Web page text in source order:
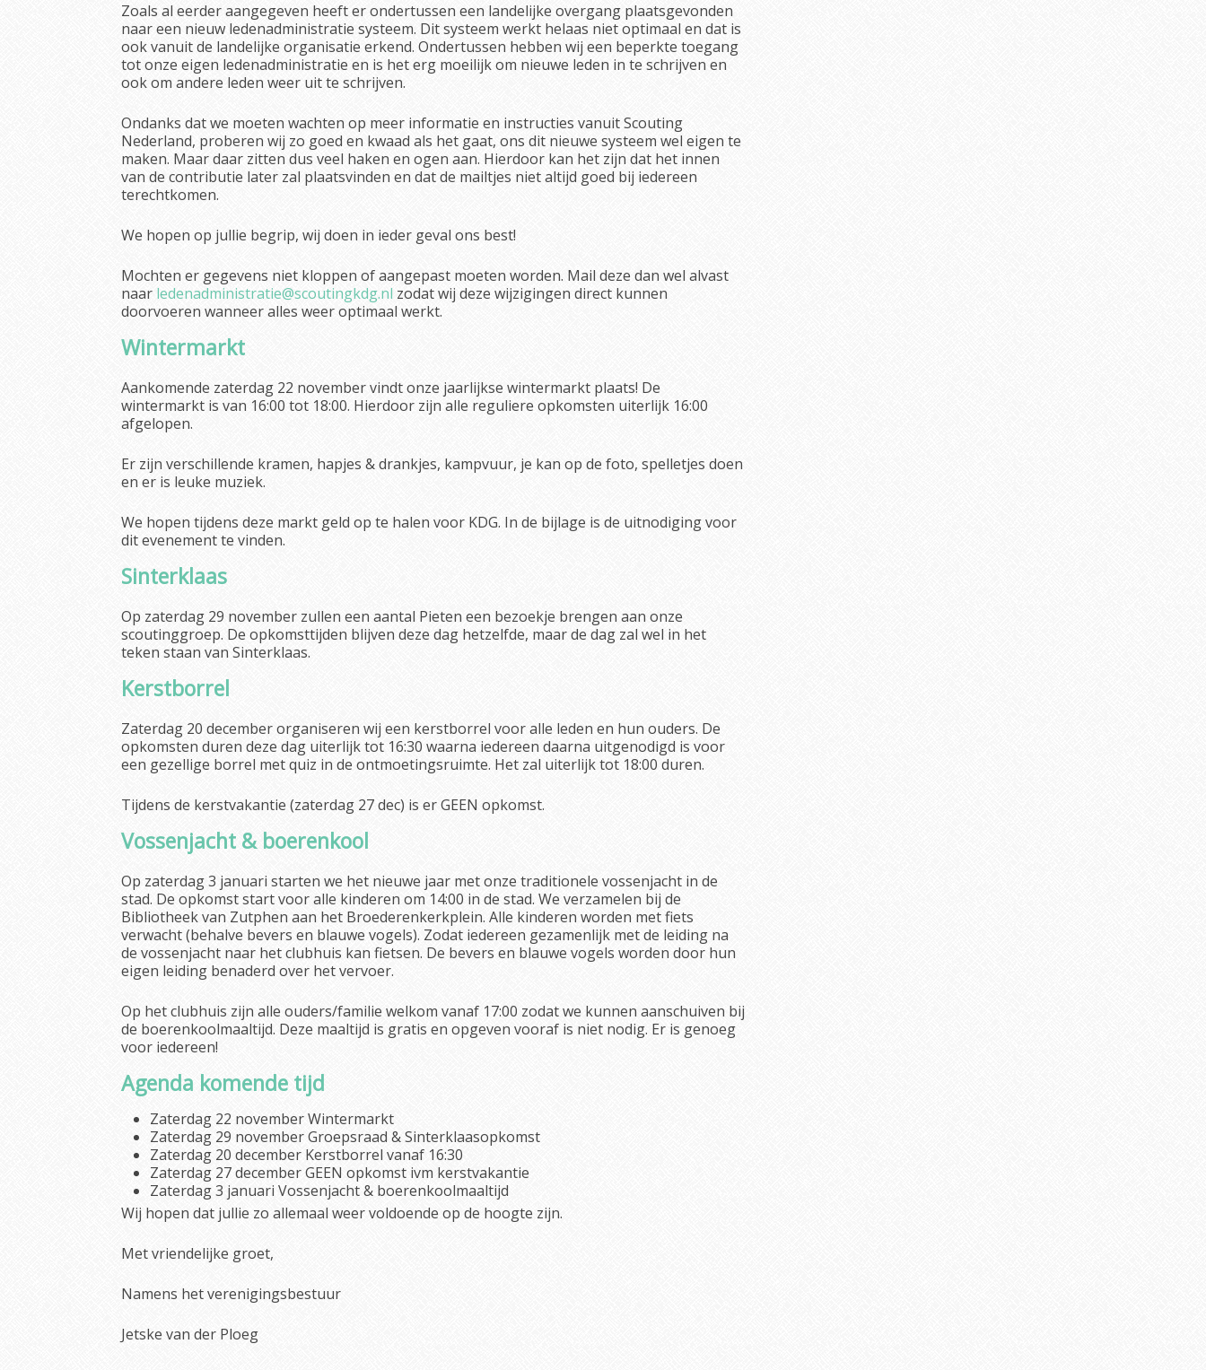
Zoals al eerder aangegeven heeft er ondertussen een landelijke overgang plaatsgevonden
naar een nieuw ledenadministratie systeem. Dit systeem werkt helaas niet optimaal en dat is
ook vanuit de landelijke organisatie erkend. Ondertussen hebben wij een beperkte toegang
tot onze eigen ledenadministratie en is het erg moeilijk om nieuwe leden in te schrijven en
ook om andere leden weer uit te schrijven.
Ondanks dat we moeten wachten op meer informatie en instructies vanuit Scouting
Nederland, proberen wij zo goed en kwaad als het gaat, ons dit nieuwe systeem wel eigen te
maken. Maar daar zitten dus veel haken en ogen aan. Hierdoor kan het zijn dat het innen
van de contributie later zal plaatsvinden en dat de mailtjes niet altijd goed bij iedereen
terechtkomen.
We hopen op jullie begrip, wij doen in ieder geval ons best!
Mochten er gegevens niet kloppen of aangepast moeten worden. Mail deze dan wel alvast
naar ledenadministratie@scoutingkdg.nl zodat wij deze wijzigingen direct kunnen
doorvoeren wanneer alles weer optimaal werkt.
Wintermarkt
Aankomende zaterdag 22 november vindt onze jaarlijkse wintermarkt plaats! De
wintermarkt is van 16:00 tot 18:00. Hierdoor zijn alle reguliere opkomsten uiterlijk 16:00
afgelopen.
Er zijn verschillende kramen, hapjes & drankjes, kampvuur, je kan op de foto, spelletjes doen
en er is leuke muziek.
We hopen tijdens deze markt geld op te halen voor KDG. In de bijlage is de uitnodiging voor
dit evenement te vinden.
Sinterklaas
Op zaterdag 29 november zullen een aantal Pieten een bezoekje brengen aan onze
scoutinggroep. De opkomsttijden blijven deze dag hetzelfde, maar de dag zal wel in het
teken staan van Sinterklaas.
Kerstborrel
Zaterdag 20 december organiseren wij een kerstborrel voor alle leden en hun ouders. De
opkomsten duren deze dag uiterlijk tot 16:30 waarna iedereen daarna uitgenodigd is voor
een gezellige borrel met quiz in de ontmoetingsruimte. Het zal uiterlijk tot 18:00 duren.
Tijdens de kerstvakantie (zaterdag 27 dec) is er GEEN opkomst.
Vossenjacht & boerenkool
Op zaterdag 3 januari starten we het nieuwe jaar met onze traditionele vossenjacht in de
stad. De opkomst start voor alle kinderen om 14:00 in de stad. We verzamelen bij de
Bibliotheek van Zutphen aan het Broederenkerkplein. Alle kinderen worden met fiets
verwacht (behalve bevers en blauwe vogels). Zodat iedereen gezamenlijk met de leiding na
de vossenjacht naar het clubhuis kan fietsen. De bevers en blauwe vogels worden door hun
eigen leiding benaderd over het vervoer.
Op het clubhuis zijn alle ouders/familie welkom vanaf 17:00 zodat we kunnen aanschuiven bij
de boerenkoolmaaltijd. Deze maaltijd is gratis en opgeven vooraf is niet nodig. Er is genoeg
voor iedereen!
Agenda komende tijd
Zaterdag 22 november Wintermarkt
Zaterdag 29 november Groepsraad & Sinterklaasopkomst
Zaterdag 20 december Kerstborrel vanaf 16:30
Zaterdag 27 december GEEN opkomst ivm kerstvakantie
Zaterdag 3 januari Vossenjacht & boerenkoolmaaltijd
Wij hopen dat jullie zo allemaal weer voldoende op de hoogte zijn.
Met vriendelijke groet,
Namens het verenigingsbestuur
Jetske van der Ploeg